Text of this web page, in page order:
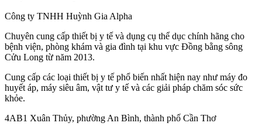
Công ty TNHH Huỳnh Gia Alpha
Chuyên cung cấp thiết bị y tế và dụng cụ thể dục chính hãng cho
bệnh viện, phòng khám và gia đình tại khu vực Đồng bằng sông
Cửu Long từ năm 2013.
Cung cấp các loại thiết bị y tế phổ biến nhất hiện nay như máy đo
huyết áp, máy siêu âm, vật tư y tế và các giải pháp chăm sóc sức
khỏe.
4AB1 Xuân Thủy, phường An Bình, thành phố Cần Thơ